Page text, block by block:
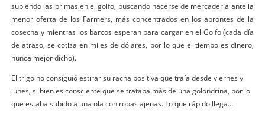
subiendo las primas en el golfo, buscando hacerse de mercadería ante la
menor oferta de los Farmers, más concentrados en los aprontes de la
cosecha y mientras los barcos esperan para cargar en el Golfo (cada día
de atraso, se cotiza en miles de dólares, por lo que el tiempo es dinero,
nunca mejor dicho).
El trigo no consiguió estirar su racha positiva que traía desde viernes y
lunes, si bien es consciente que se trataba más de una golondrina, por lo
que estaba subido a una ola con ropas ajenas. Lo que rápido llega…